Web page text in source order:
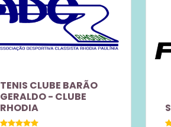
TODOS OS CURSOS
OFERECIDOS PELA
FUNDAÇÃO ROBERTO
TENIS CLUBE BARÃO
GERALDO - CLUBE
RHODIA